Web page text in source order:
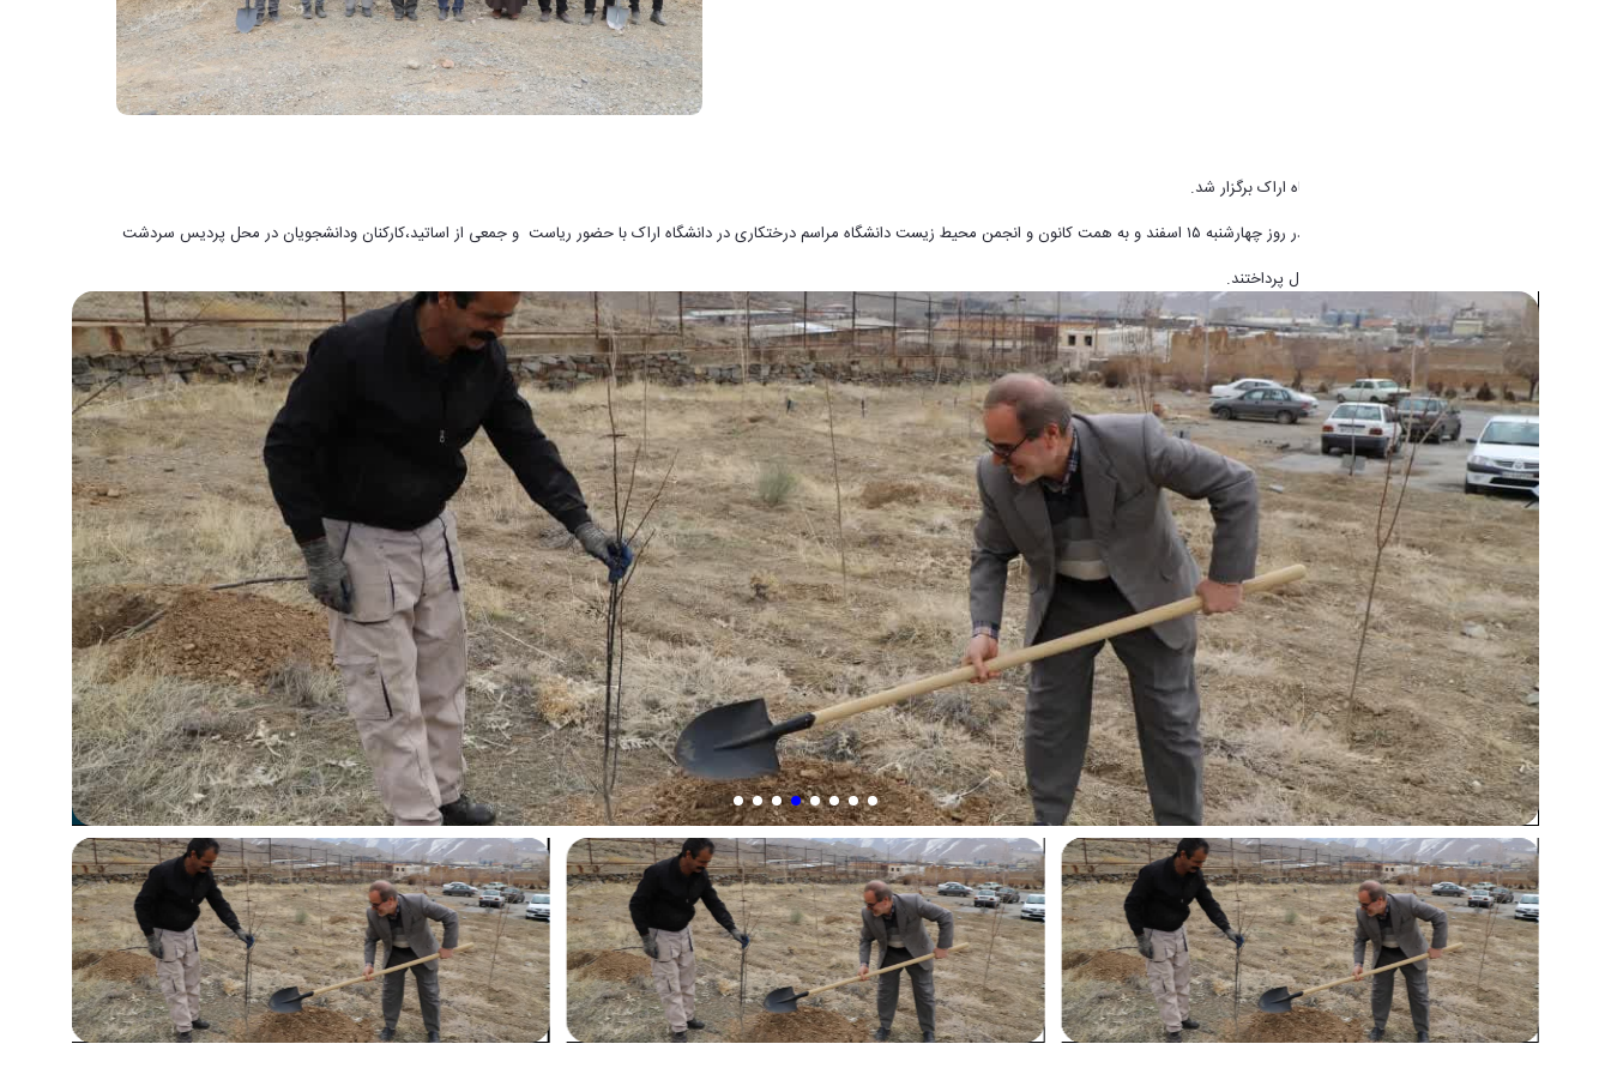
مراسم روز درختکاری در پردیس دانشگاه اراک برگزار شد.
به گزارش روابط عمومی دانشگاه اراک در روز چهارشنبه ۱۵ اسفند و به همت کانون و انجمن محیط زیست دانشگاه مراسم درختکاری در دانشگاه اراک با حضور ریاست و جمعی از اساتید،کارکنان ودانشجویان در محل پردیس سردشت
در این مراسم اعضای حاضر به غرس نهال پرداختند.